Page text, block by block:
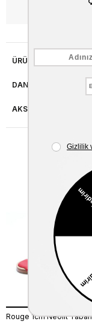
ÜRÜN ÖZELLIKLERI
DANIŞMA HATTI
AKSESUAR ONARIMI